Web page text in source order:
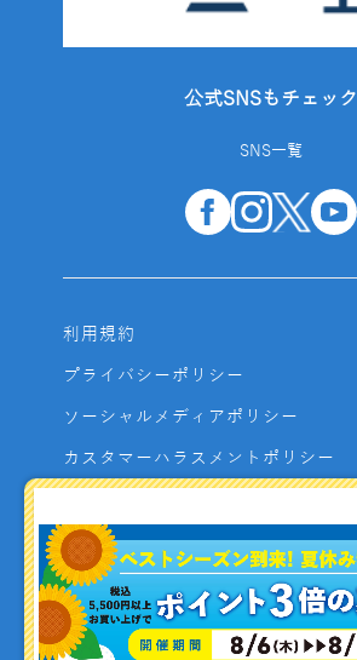
公式SNSもチェック
SNS一覧
利用規約
プライバシーポリシー
ソーシャルメディアポリシー
カスタマーハラスメントポリシー
よくあるご質問
お問い合わせ
利用者資金の保全方法